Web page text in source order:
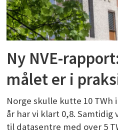
Ny NVE-
målet er i
Norge skulle kutte 10 TWh
år har vi klart 0,8.
til datasentre med over 5